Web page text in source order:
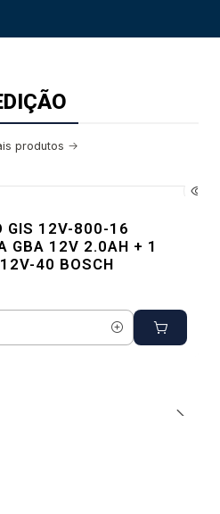
produtos
GIS 12V-800-16
GBA 12V 2.0AH + 1
40 BOSCH